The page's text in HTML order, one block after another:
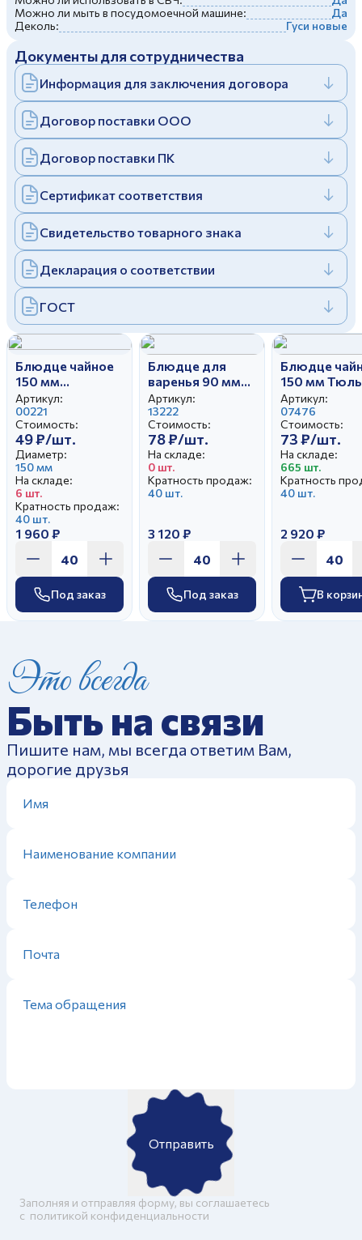
Заполняя и отправляя форму, вы соглашаетесь
cполитикой конфиденциальности
Заполняя и отправляя форму, вы соглашаетесь
cполитикой конфиденциальности
Дулевский фарфоровый завод ©
Политика конфиденциальности
Можно ли мыть в посудомоечной машине:
Да
Деколь:
Гуси новые
Документы для сотрудничества
Информация для заключения договора
Договор поставки ООО
Договор поставки ПК
Сертификат соответствия
Свидетельство товарного знака
Декларация о соответствии
ГОСТ
Блюдце чайное
150 мм
Трактирный
Белое
Артикул:
00221
Стоимость:
49 ₽/шт.
Диаметр:
150 мм
На складе:
6 шт.
Кратность продаж:
40 шт.
1 960 ₽
Под заказ
Блюдце для
варенья 90 мм
Уютное Розы 3D
Артикул:
13222
Стоимость:
78 ₽/шт.
На складе:
0 шт.
Кратность продаж:
40 шт.
3 120 ₽
Под заказ
Блюдце
150 мм
Оливки
Артикул:
07476
Стоимость:
73 ₽/шт.
На складе:
665 шт.
Кратность
40 шт.
2 920 ₽
В
Это всегда
Быть на связи
Пишите нам, мы всегда ответим Вам,
дорогие друзья
Отправить
Заполняя и отправляя форму, вы соглашаетесь
c политикой конфиденциальности